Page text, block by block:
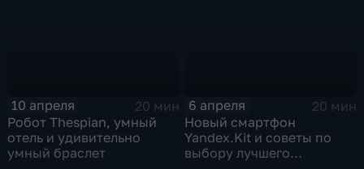
10 апреля
20 мин
Робот Thespian, умный
отель и удивительно
умный браслет
6 апреля
20 мин
Новый смартфон
Yandex.Kit и советы по
выбору лучшего